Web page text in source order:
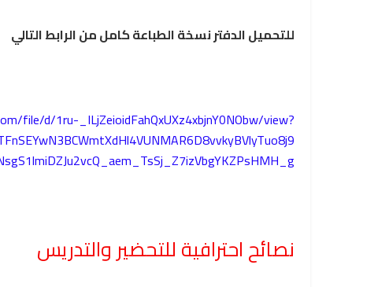
للتحميل الدفتر نسخة الطباعة كامل من الرابط التالي
file/d/1ru-_ILjZeioidFahQxUXz4xbjnY0NObw/view?
نصائح احترافية للتحضير والتدريس